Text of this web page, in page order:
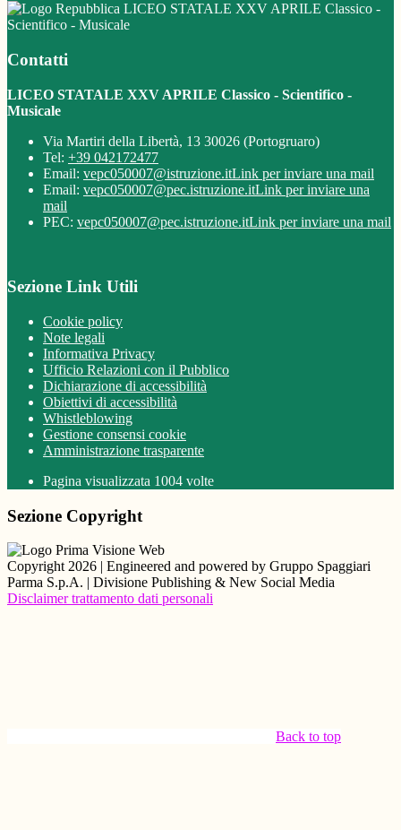
LICEO STATALE XXV APRILE Classico -
Scientifico - Musicale
Contatti
LICEO STATALE XXV APRILE Classico - Scientifico -
Musicale
Via Martiri della Libertà, 13 30026 (Portogruaro)
Tel: +39 042172477
Email: vepc050007@istruzione.itLink per inviare una mail
Email: vepc050007@pec.istruzione.itLink per inviare una
mail
PEC: vepc050007@pec.istruzione.itLink per inviare una mail
Sezione Link Utili
Cookie policy
Note legali
Informativa Privacy
Ufficio Relazioni con il Pubblico
Dichiarazione di accessibilità
Obiettivi di accessibilità
Whistleblowing
Gestione consensi cookie
Amministrazione trasparente
Pagina visualizzata 1004 volte
Sezione Copyright
Copyright 2026 | Engineered and powered by Gruppo Spaggiari
Parma S.p.A. | Divisione Publishing & New Social Media
Disclaimer trattamento dati personali
Back to top